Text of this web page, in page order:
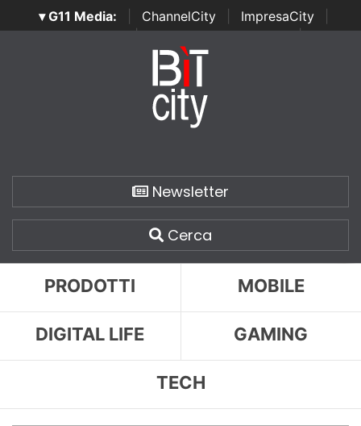
▾ G11 Media: ChannelCity ImpresaCity
SecurityOpenLab | Italian Channel Awards | Italian
Italian Security Awards
Newsletter
Cerca
PRODOTTI MOBILE
DIGITAL LIFE GAMING
TECH